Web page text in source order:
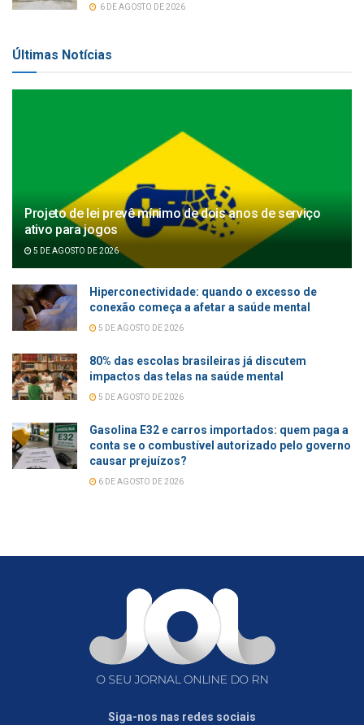
6 DE AGOSTO DE 2026
Últimas Notícias
Projeto de lei prevê mínimo de dois anos de serviço
ativo para jogos
5 DE AGOSTO DE 2026
Hiperconectividade: quando o excesso de
conexão começa a afetar a saúde mental
5 DE AGOSTO DE 2026
80% das escolas brasileiras já discutem
impactos das telas na saúde mental
5 DE AGOSTO DE 2026
Gasolina E32 e carros importados: quem paga a
conta se o combustível autorizado pelo governo
causar prejuízos?
6 DE AGOSTO DE 2026
Siga-nos nas redes sociais